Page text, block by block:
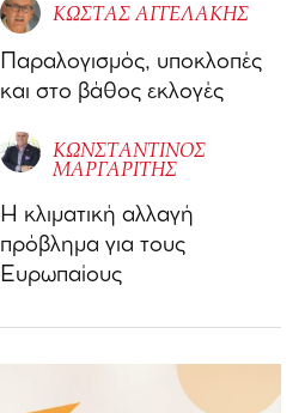
ΚΩΣΤΑΣ ΑΓΓΕΛΑΚΗΣ
Παραλογισμός, υποκλοπές
και στο βάθος εκλογές
ΚΩΝΣΤΑΝΤΙΝΟΣ
ΜΑΡΓΑΡΙΤΗΣ
Η κλιματική αλλαγή
πρόβλημα για τους
Ευρωπαίους